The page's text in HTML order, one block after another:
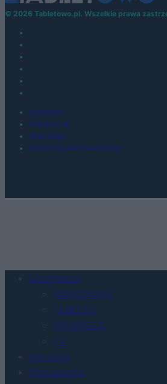
© 2026 Tabletowo.pl. Wszelkie prawa
KONTAKT
REDAKCJA
REKLAMA
POLITYKA PRYWATNOŚCI
Urządzenia
SMARTFONY
TABLETY
WEARABLE
TV
Recenzje
Porównania